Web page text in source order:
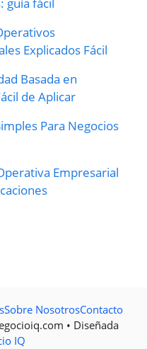
Explicados Fácil
Basada en
de Aplicar
Para Negocios
Empresarial
• Diseñada
IQ
Sobre NosotrosContacto